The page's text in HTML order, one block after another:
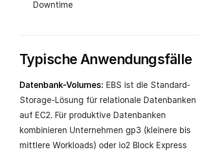
Downtime
Typische Anwendungsfälle
Datenbank-Volumes: EBS ist die Standard-
Storage-Lösung für relationale Datenbanken
auf EC2. Für produktive Datenbanken
kombinieren Unternehmen gp3 (kleinere bis
mittlere Workloads) oder io2 Block Express